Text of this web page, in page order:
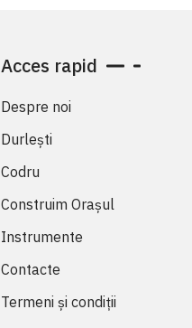
Acces rapid
Despre noi
Durlești
Codru
Construim Orașul
Instrumente
Contacte
Termeni și condiții